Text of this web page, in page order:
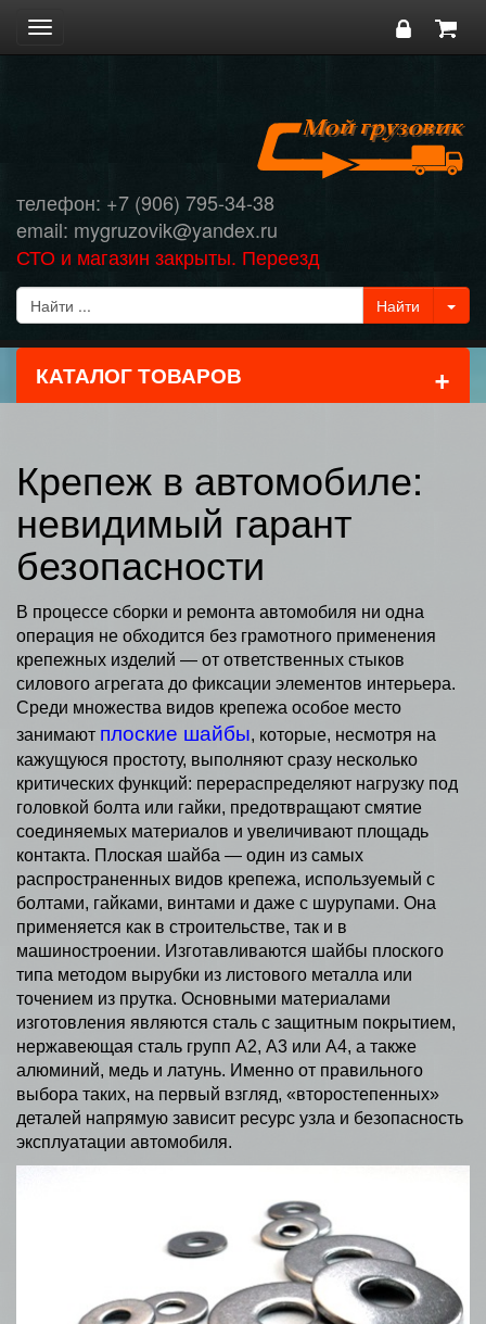
Toggle
navigation
телефон: +7 (906) 795-34-38
email: mygruzovik@yandex.ru
СТО и магазин закрыты. Переезд
КАТАЛОГ ТОВАРОВ +
Крепеж в автомобиле:
невидимый гарант
безопасности
В процессе сборки и ремонта автомобиля ни одна
операция не обходится без грамотного применения
крепежных изделий — от ответственных стыков
силового агрегата до фиксации элементов интерьера.
Среди множества видов крепежа особое место
занимают плоские шайбы, которые, несмотря на
кажущуюся простоту, выполняют сразу несколько
критических функций: перераспределяют нагрузку под
головкой болта или гайки, предотвращают смятие
соединяемых материалов и увеличивают площадь
контакта. Плоская шайба — один из самых
распространенных видов крепежа, используемый с
болтами, гайками, винтами и даже с шурупами. Она
применяется как в строительстве, так и в
машиностроении. Изготавливаются шайбы плоского
типа методом вырубки из листового металла или
точением из прутка. Основными материалами
изготовления являются сталь с защитным покрытием,
нержавеющая сталь групп А2, А3 или А4, а также
алюминий, медь и латунь. Именно от правильного
выбора таких, на первый взгляд, «второстепенных»
деталей напрямую зависит ресурс узла и безопасность
эксплуатации автомобиля.